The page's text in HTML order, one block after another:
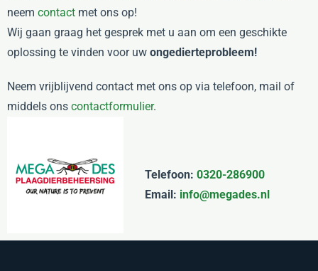
neem contact met ons op!
Wij gaan graag het gesprek met u aan om een geschikte
oplossing te vinden voor uw ongedierteprobleem!
Neem vrijblijvend contact met ons op via telefoon, mail of
middels ons contactformulier.
Telefoon: 0320-286900
Email: info@megades.nl